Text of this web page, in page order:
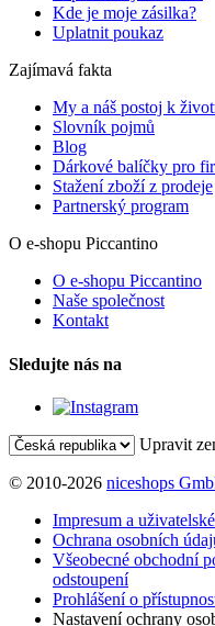
Kde je moje zásilka?
Uplatnit poukaz
Zajímavá fakta
My a náš postoj k
Slovník pojmů
Blog
Dárkové balíčky pro
Stažení zboží z prodeje
Partnerský program
O e-shopu Piccantino
O e-shopu Piccantino
Naše společnost
Kontakt
Sledujte nás na
Upravit
© 2010-2026 niceshops
Impresum a
Ochrana osobních
Všeobecné obchodní
odstoupení
Prohlášení o
Nastavení ochrany